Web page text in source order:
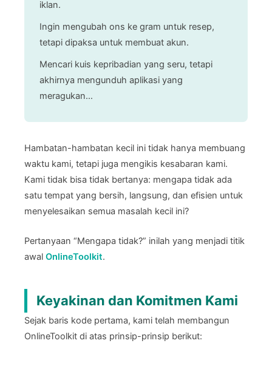
iklan.
Ingin mengubah ons ke gram untuk resep,
tetapi dipaksa untuk membuat akun.
Mencari kuis kepribadian yang seru, tetapi
akhirnya mengunduh aplikasi yang
meragukan…
Hambatan-hambatan kecil ini tidak hanya membuang
waktu kami, tetapi juga mengikis kesabaran kami.
Kami tidak bisa tidak bertanya: mengapa tidak ada
satu tempat yang bersih, langsung, dan efisien untuk
menyelesaikan semua masalah kecil ini?
Pertanyaan “Mengapa tidak?” inilah yang menjadi titik
awal OnlineToolkit.
Keyakinan dan Komitmen Kami
Sejak baris kode pertama, kami telah membangun
OnlineToolkit di atas prinsip-prinsip berikut: